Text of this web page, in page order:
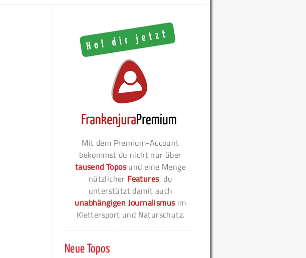
Mit dem Premium-Account
bekommst du nicht nur über
tausend Toposund eine Menge
nützlicher Features, du
unterstützt damit auch
unabhängigen Journalismusim
Klettersport und Naturschutz.
Neue Topos